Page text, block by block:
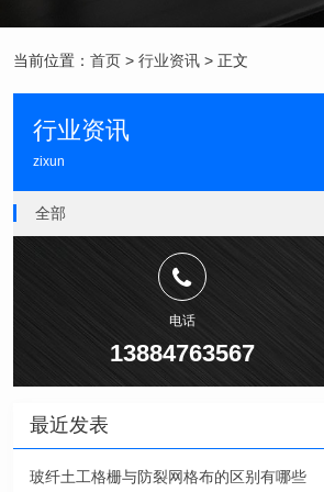
当前位置： 首页 > 行业资讯 > 正文
行业资讯
zixun
全部
电话
13884763567
最近发表
玻纤土工格栅与防裂网格布的区别有哪些